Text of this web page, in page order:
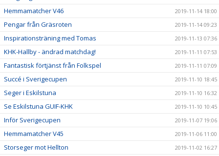
Hemmamatcher V46 2019-11-14 18:00
Pengar från Gräsroten 2019-11-14 09:23
Inspirationsträning med Tomas 2019-11-13 07:36
KHK-Hallby - ändrad matchdag! 2019-11-11 07:53
Fantastisk förtjänst från Folkspel 2019-11-11 07:09
Succé i Sverigecupen 2019-11-10 18:45
Seger i Eskilstuna 2019-11-10 16:32
Se Eskilstuna GUIF-KHK 2019-11-10 10:45
Inför Sverigecupen 2019-11-07 19:06
Hemmamatcher V45 2019-11-06 11:00
Storseger mot Hellton 2019-11-02 16:27